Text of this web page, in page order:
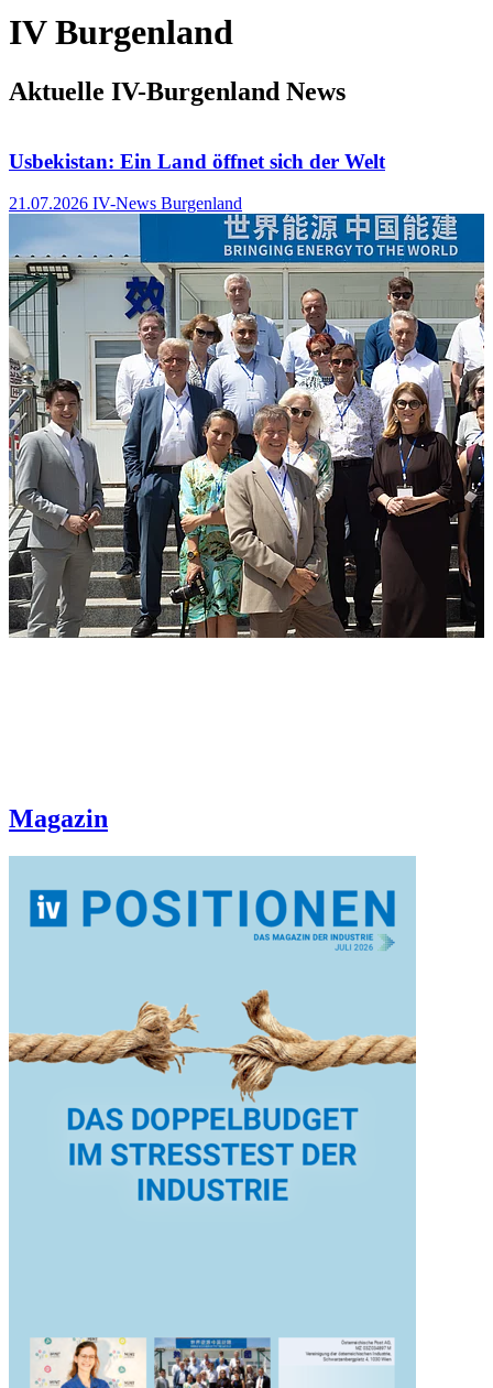
IV Burgenland
Aktuelle IV-Burgenland News
Usbekistan: Ein Land öffnet sich der Welt
21.07.2026 IV-News Burgenland
Magazin